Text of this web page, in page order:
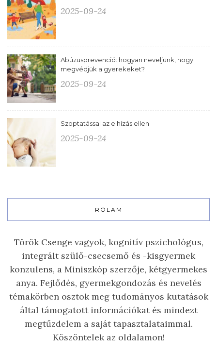
2025-09-24
Abúzusprevenció: hogyan neveljünk, hogy
megvédjük a gyerekeket?
2025-09-24
Szoptatással az elhízás ellen
2025-09-24
RÓLAM
Török Csenge vagyok, kognitív pszichológus,
integrált szülő-csecsemő és -kisgyermek
konzulens, a Miniszkóp szerzője, kétgyermekes
anya. Fejlődés, gyermekgondozás és nevelés
témakörben osztok meg tudományos kutatások
által támogatott információkat és mindezt
megtűzdelem a saját tapasztalataimmal.
Köszöntelek az oldalamon!